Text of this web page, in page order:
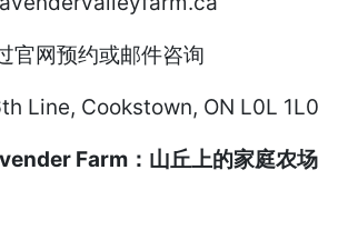
官网预约或邮件咨询
Line, Cookstown, ON L0L 1L0
Farm：山丘上的家庭农场